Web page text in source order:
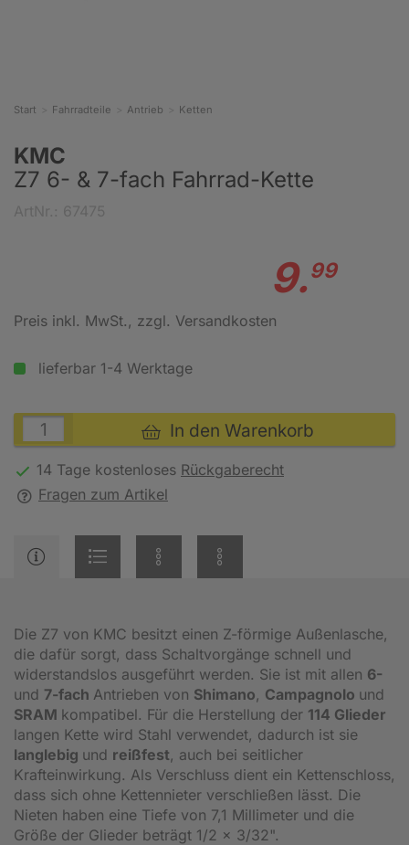
Start Fahrradteile Antrieb Ketten
KMC
Z7 6- & 7-fach Fahrrad-Kette
9.99
Preis inkl. MwSt., zzgl. Versandkosten
lieferbar 1-4 Werktage
In den Warenkorb
14 Tage kostenloses Rückgaberecht
Fragen zum Artikel
Die Z7 von KMC besitzt einen Z-förmige Außenlasche,
die dafür sorgt, dass Schaltvorgänge schnell und
widerstandslos ausgeführt werden. Sie ist mit allen 6-
und 7-fach Antrieben von Shimano, Campagnolo und
SRAM kompatibel. Für die Herstellung der 114 Glieder
langen Kette wird Stahl verwendet, dadurch ist sie
langlebig und reißfest, auch bei seitlicher
Krafteinwirkung. Als Verschluss dient ein Kettenschloss,
dass sich ohne Kettennieter verschließen lässt. Die
Nieten haben eine Tiefe von 7,1 Millimeter und die
Größe der Glieder beträgt 1/2 x 3/32".